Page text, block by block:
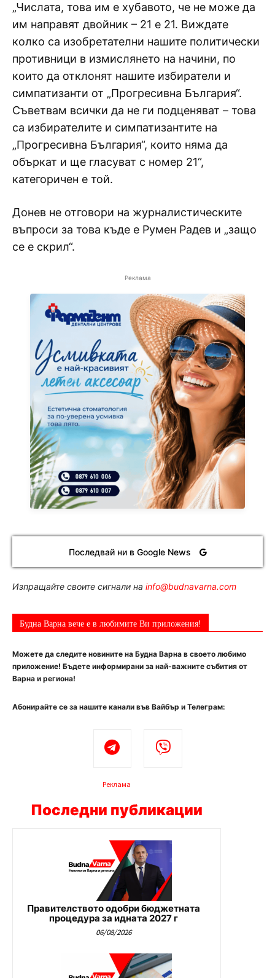
„Числата, това им е хубавото, че не може да
им направят двойник – 21 е 21. Виждате
колко са изобретателни нашите политически
противници в измислянето на начини, по
които да отклонят нашите избиратели и
симпатизанти от „Прогресивна България“.
Съветвам всички да не ги подценяват – това
са избирателите и симпатизантите на
„Прогресивна България“, които няма да
объркат и ще гласуват с номер 21“,
категоричен е той.
Донев не отговори на журналистическите
въпроси за това къде е Румен Радев и „защо
се е скрил“.
Реклама
Последвай ни в Google News
Изпращайте своите сигнали на info@budnavarna.com
Будна Варна вече е в любимите Ви приложения!
Можете да следите новините на Будна Варна в своето любимо
приложение! Бъдете информирани за най-важните събития от
Варна и региона!
Абонирайте се за нашите канали във Вайбър и Телеграм:
Реклама
Последни публикации
Правителството одобри бюджетната
процедура за идната 2027 г
06/08/2026